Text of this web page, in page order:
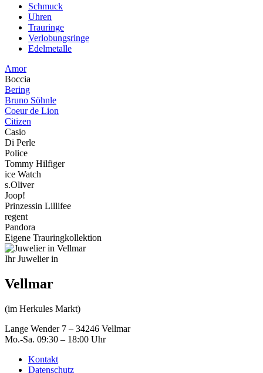
Schmuck
Uhren
Trauringe
Verlobungsringe
Edelmetalle
Amor
Boccia
Bering
Bruno Söhnle
Coeur de Lion
Citizen
Casio
Di Perle
Police
Tommy Hilfiger
ice Watch
s.Oliver
Joop!
Prinzessin Lillifee
regent
Pandora
Eigene Trauringkollektion
Ihr Juwelier in
Vellmar
(im Herkules Markt)
Lange Wender 7 – 34246 Vellmar
Mo.-Sa. 09:30 – 18:00 Uhr
Kontakt
Datenschutz